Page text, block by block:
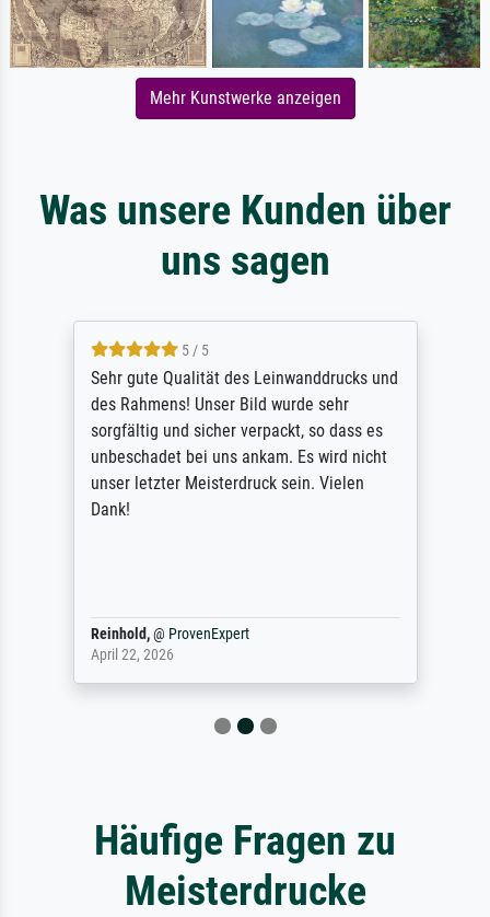
Mehr Kunstwerke anzeigen
Was unsere Kunden über
uns sagen
5 / 5
Sehr gute Qualität des Leinwanddrucks und
des Rahmens! Unser Bild wurde sehr
sorgfältig und sicher verpackt, so dass es
unbeschadet bei uns ankam. Es wird nicht
unser letzter Meisterdruck sein. Vielen
Dank!
Reinhold,@ ProvenExpert
April 22, 2026
Häufige Fragen zu
Meisterdrucke